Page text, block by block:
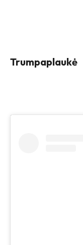
Trumpaplaukė